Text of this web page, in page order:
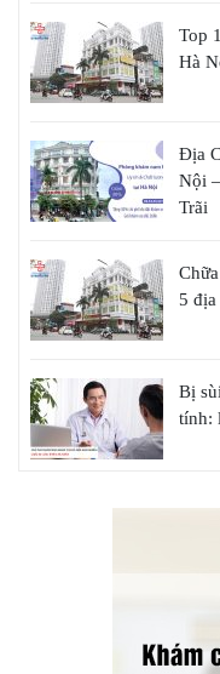
Top
Hà
Địa
Nội
Trãi
5
Bị
tính: